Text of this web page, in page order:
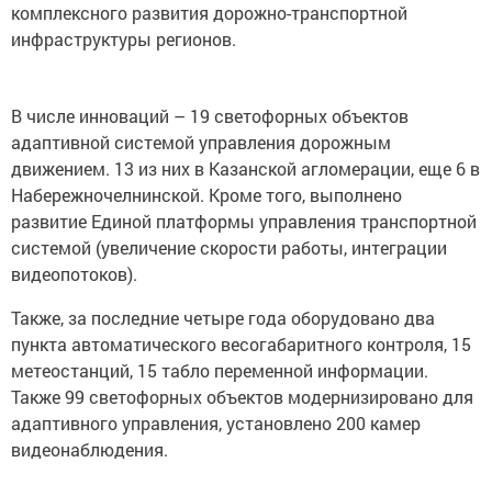
комплексного развития дорожно-транспортной
инфраструктуры регионов.
В числе инноваций – 19 светофорных объектов
адаптивной системой управления дорожным
движением. 13 из них в Казанской агломерации, еще 6 в
Набережночелнинской. Кроме того, выполнено
развитие Единой платформы управления транспортной
системой (увеличение скорости работы, интеграции
видеопотоков).
Также, за последние четыре года оборудовано два
пункта автоматического весогабаритного контроля, 15
метеостанций, 15 табло переменной информации.
Также 99 светофорных объектов модернизировано для
адаптивного управления, установлено 200 камер
видеонаблюдения.